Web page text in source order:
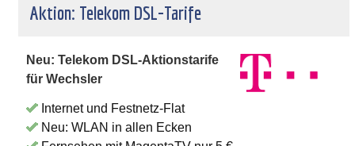
Aktion: Telekom DSL-Tarife
Neu: Telekom DSL-Aktionstarife
für Wechsler
Internet und Festnetz-Flat
Neu: WLAN in allen Ecken